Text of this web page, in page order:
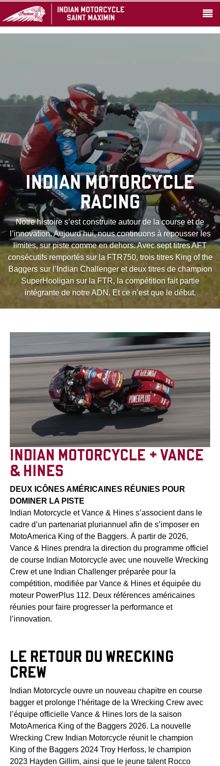
INDIAN MOTORCYCLE
RACING
Notre histoire s’est construite autour de la course et de
l’innovation. Aujourd’hui, nous continuons à repousser les
limites, sur piste comme en dehors. Avec sept titres AFT
consécutifs remportés sur la FTR750, trois titres King of the
Baggers sur l’Indian Challenger et deux titres de champion
SuperHooligan sur la FTR, la compétition fait partie
intégrante de notre ADN. Et ce n’est que le début.
INDIAN MOTORCYCLE + VANCE
& HINES
DEUX ICÔNES AMÉRICAINES RÉUNIES POUR
DOMINER LA PISTE
Indian Motorcycle et Vance & Hines s’associent dans le
cadre d’un partenariat pluriannuel afin de s’imposer en
MotoAmerica King of the Baggers. À partir de 2026,
Vance & Hines prendra la direction du programme officiel
de course Indian Motorcycle avec une nouvelle Wrecking
Crew et une Indian Challenger préparée pour la
compétition, modifiée par Vance & Hines et équipée du
moteur PowerPlus 112. Deux références américaines
réunies pour faire progresser la performance et
l’innovation.
LE RETOUR DU WRECKING
CREW
Indian Motorcycle ouvre un nouveau chapitre en course
bagger et prolonge l’héritage de la Wrecking Crew avec
l’équipe officielle Vance & Hines lors de la saison
MotoAmerica King of the Baggers 2026. La nouvelle
Wrecking Crew Indian Motorcycle réunit le champion
King of the Baggers 2024 Troy Herfoss, le champion
2023 Hayden Gillim, ainsi que le jeune talent Rocco